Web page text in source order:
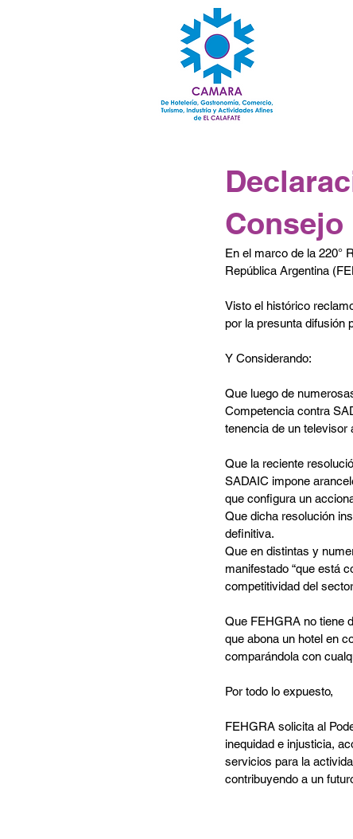
Consejo
En el marco de la 220°
República Argentina
Visto el histórico
por la presunta difusión
Y Considerando:
Que luego de
Competencia contra
tenencia de un televisor
Que la reciente
SADAIC impone
que configura un
Que dicha resolución
definitiva.
Que en distintas y
manifestado “que está
competitividad del
Que FEHGRA no tiene
que abona un hotel en
comparándola con
Por todo lo expuesto,
FEHGRA solicita al
inequidad e injusticia,
servicios para la
contribuyendo a un